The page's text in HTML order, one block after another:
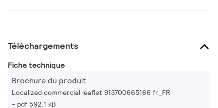
Téléchargements
Fiche technique
Brochure du produit
Localized commercial leaflet 913700665166 fr_FR
pdf 592.1 kB